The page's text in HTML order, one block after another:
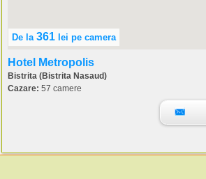
De la 361 lei pe camera
Hotel Metropolis
Bistrita (Bistrita Nasaud)
Cazare: 57 camere